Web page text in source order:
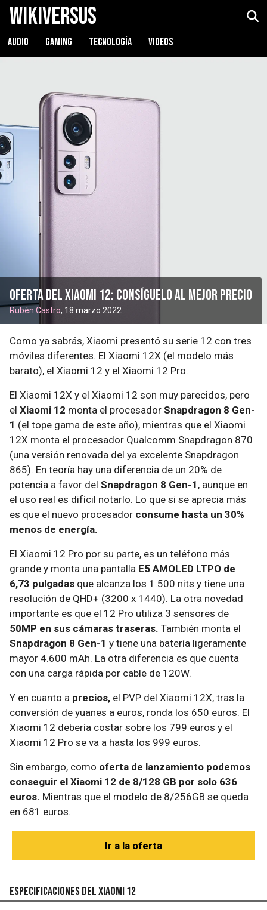
WikiVersus
AUDIO GAMING TECNOLOGÍA VIDEOS
Oferta del Xiaomi 12: consíguelo al mejor precio
Rubén Castro, 18 marzo 2022
Como ya sabrás, Xiaomi presentó su serie 12 con tres
móviles diferentes. El Xiaomi 12X (el modelo más
barato), el Xiaomi 12 y el Xiaomi 12 Pro.
El Xiaomi 12X y el Xiaomi 12 son muy parecidos, pero
el Xiaomi 12 monta el procesador Snapdragon 8 Gen-
1 (el tope gama de este año), mientras que el Xiaomi
12X monta el procesador Qualcomm Snapdragon 870
(una versión renovada del ya excelente Snapdragon
865). En teoría hay una diferencia de un 20% de
potencia a favor del Snapdragon 8 Gen-1 , aunque en
el uso real es difícil notarlo. Lo que si se aprecia más
es que el nuevo procesador consume hasta un 30%
menos de energía.
El Xiaomi 12 Pro por su parte, es un teléfono más
grande y monta una pantalla E5 AMOLED LTPO de
6,73 pulgadas que alcanza los 1.500 nits y tiene una
resolución de QHD+ (3200 x 1440). La otra novedad
importante es que el 12 Pro utiliza 3 sensores de
50MP en sus cámaras traseras. También monta el
Snapdragon 8 Gen-1 y tiene una batería ligeramente
mayor 4.600 mAh. La otra diferencia es que cuenta
con una carga rápida por cable de 120W.
Y en cuanto a precios, el PVP del Xiaomi 12X, tras la
conversión de yuanes a euros, ronda los 650 euros. El
Xiaomi 12 debería costar sobre los 799 euros y el
Xiaomi 12 Pro se va a hasta los 999 euros.
Sin embargo, como oferta de lanzamiento podemos
conseguir el Xiaomi 12 de 8/128 GB por solo 636
euros. Mientras que el modelo de 8/256GB se queda
en 681 euros.
Ir a la oferta
Especificaciones del Xiaomi 12